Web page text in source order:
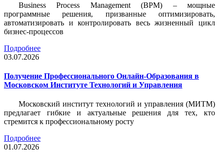
Business Process Management (BPM) – мощные
программные решения, призванные оптимизировать,
автоматизировать и контролировать весь жизненный цикл
бизнес-процессов
Подробнее
03.07.2026
Получение Профессионального Онлайн-Образования в
Московском Институте Технологий и Управления
Московский институт технологий и управления (МИТМ)
предлагает гибкие и актуальные решения для тех, кто
стремится к профессиональному росту
Подробнее
01.07.2026